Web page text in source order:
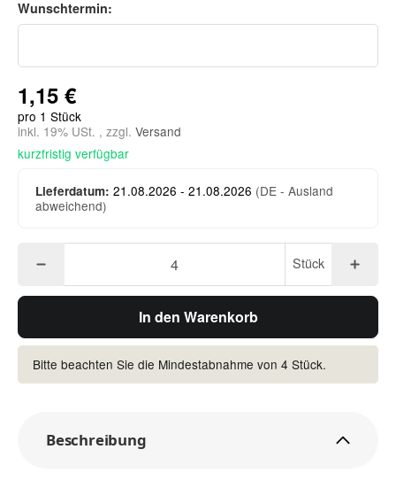
Wunschtermin:
Wunschtermin:
1,15 €
pro 1 Stück
inkl. 19% USt. , zzgl. Versand
kurzfristig verfügbar
Lieferdatum: 21.08.2026 - 21.08.2026 (DE - Ausland
abweichend)
Stück
In den Warenkorb
Bitte beachten Sie die Mindestabnahme von 4 Stück.
Beschreibung